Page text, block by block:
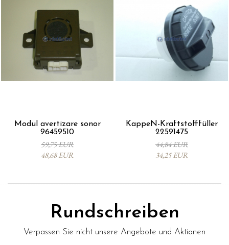
Modul avertizare sonor
96459510
59,75 EUR
48,68 EUR
KappeN-Kraftstofffüller
22591475
44,84 EUR
34,25 EUR
Rundschreiben
Verpassen Sie nicht unsere Angebote und Aktionen